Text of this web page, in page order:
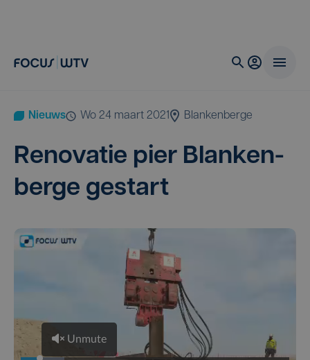
Nieuws wo 24 maart 2021 Blankenberge
Reno­va­tie pier Blan­ken­
ber­ge gestart